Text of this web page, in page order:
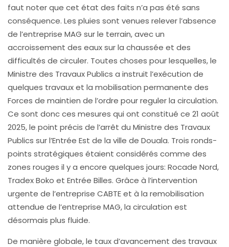
faut noter que cet état des faits n’a pas été sans
conséquence. Les pluies sont venues relever l’absence
de l’entreprise MAG sur le terrain, avec un
accroissement des eaux sur la chaussée et des
difficultés de circuler. Toutes choses pour lesquelles, le
Ministre des Travaux Publics a instruit l’exécution de
quelques travaux et la mobilisation permanente des
Forces de maintien de l’ordre pour reguler la circulation.
Ce sont donc ces mesures qui ont constitué ce 21 août
2025, le point précis de l’arrêt du Ministre des Travaux
Publics sur l’Entrée Est de la ville de Douala. Trois ronds-
points stratégiques étaient considérés comme des
zones rouges il y a encore quelques jours: Rocade Nord,
Tradex Boko et Entrée Billes. Grâce à l’intervention
urgente de l’entreprise CABTE et à la remobilisation
attendue de l’entreprise MAG, la circulation est
désormais plus fluide.
De manière globale, le taux d’avancement des travaux